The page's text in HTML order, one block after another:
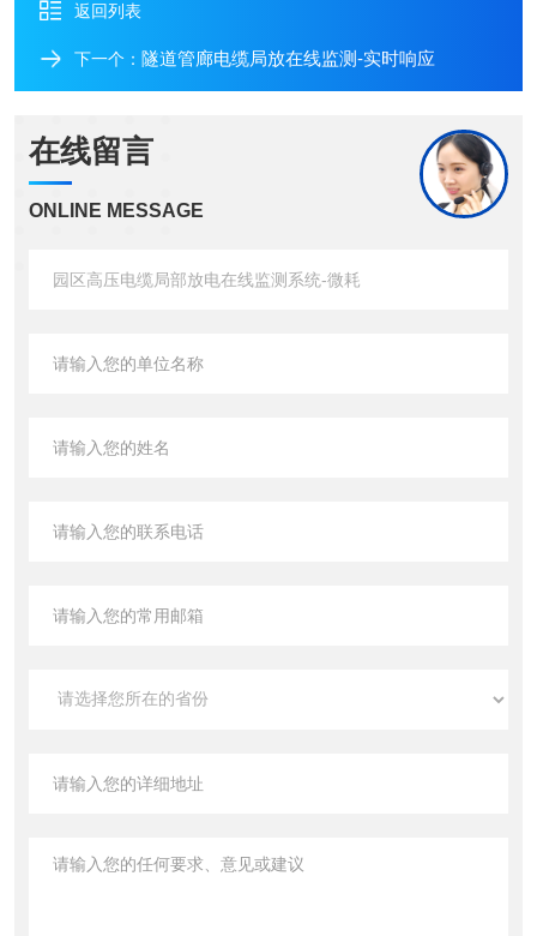
返回列表
下一个： 隧道管廊电缆局放在线监测-实时响应
在线留言
ONLINE MESSAGE